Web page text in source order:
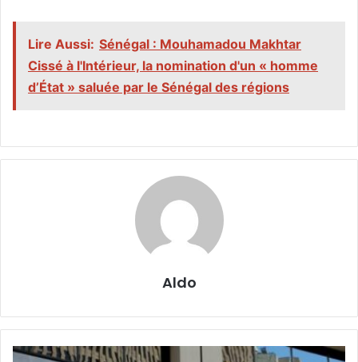
Lire Aussi: Sénégal : Mouhamadou Makhtar
Cissé à l'Intérieur, la nomination d'un « homme
d’État » saluée par le Sénégal des régions
Aldo
Dette